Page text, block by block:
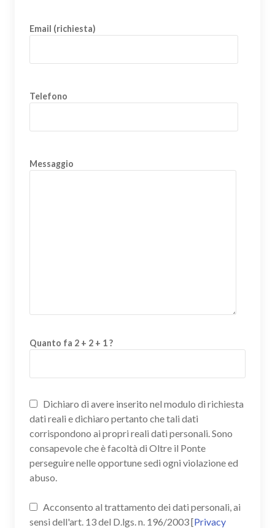
Email (richiesta)
Telefono
Messaggio
Quanto fa 2 + 2 + 1 ?
Dichiaro di avere inserito nel modulo di richiesta
dati reali e dichiaro pertanto che tali dati
corrispondono ai propri reali dati personali. Sono
consapevole che è facoltà di Oltre il Ponte
perseguire nelle opportune sedi ogni violazione ed
abuso.
Acconsento al trattamento dei dati personali, ai
sensi dell'art. 13 del D.lgs. n. 196/2003 [Privacy